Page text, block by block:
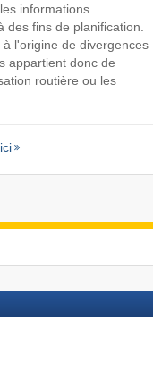
informations
fins de planification.
l'origine de divergences
appartient donc de
routière ou les